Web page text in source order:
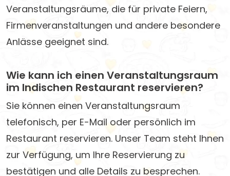
Veranstaltungsräume, die für private Feiern,
Firmenveranstaltungen und andere besondere
Anlässe geeignet sind.
Wie kann ich einen Veranstaltungsraum
im Indischen Restaurant reservieren?
Sie können einen Veranstaltungsraum
telefonisch, per E-Mail oder persönlich im
Restaurant reservieren. Unser Team steht Ihnen
zur Verfügung, um Ihre Reservierung zu
bestätigen und alle Details zu besprechen.